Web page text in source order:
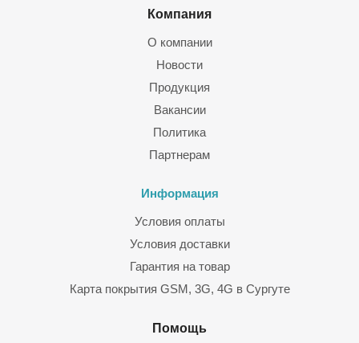
Компания
О компании
Новости
Продукция
Вакансии
Политика
Партнерам
Информация
Условия оплаты
Условия доставки
Гарантия на товар
Карта покрытия GSM, 3G, 4G в Сургуте
Помощь